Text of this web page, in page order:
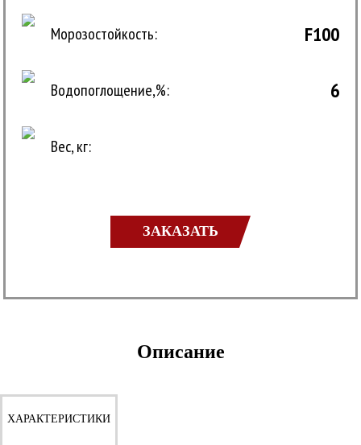
Морозостойкость: F100
Водопоглощение,%: 6
Вес, кг:
ЗАКАЗАТЬ
Описание
ХАРАКТЕРИСТИКИ